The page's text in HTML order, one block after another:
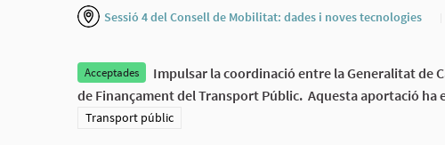
Sessió 4 del Consell de Mobilitat: dades i noves tecnologies
Acceptades
Impulsar la coordinació entre la Generalitat de
de Finançament del Transport Públic. Aquesta aportació
Resultats al filtrar per la categoria: Transport públic
Transport públic